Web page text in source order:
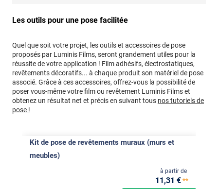
Les outils pour une pose facilitée
Quel que soit votre projet, les outils et accessoires de pose
proposés par Luminis Films, seront grandement utiles pour la
réussite de votre application ! Film adhésifs, électrostatiques,
revêtements décoratifs... à chaque produit son matériel de pose
associé. Grâce à ces accessoires, offrez-vous la possibilité de
poser vous-même votre film ou revêtement Luminis Films et
obtenez un résultat net et précis en suivant tous nos tutoriels de
pose !
Kit de pose de revêtements muraux (murs et
meubles)
à partir de
11,31 €**